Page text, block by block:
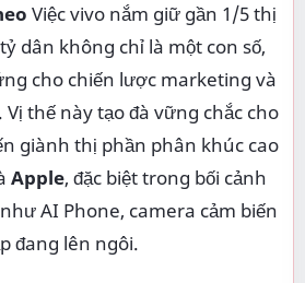
Việc vivo nắm giữ gần 1/5 thị
dân không chỉ là một con số,
cho chiến lược marketing và
thế này tạo đà vững chắc cho
giành thị phần phân khúc cao
Apple, đặc biệt trong bối cảnh
AI Phone, camera cảm biến
đang lên ngôi.